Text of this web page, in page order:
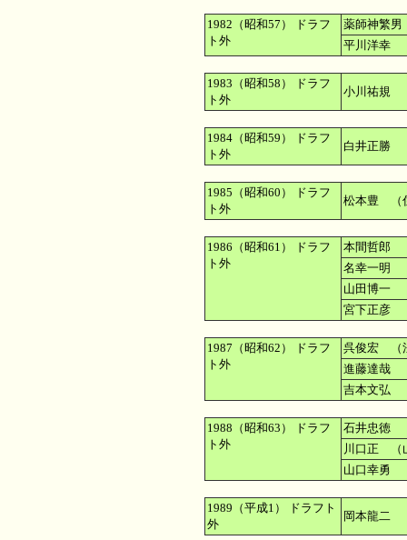
1982（昭和57） ドラフ
ト外
薬師神繁
平川洋幸
1983（昭和58） ドラフ
ト外
小川祐規
1984（昭和59） ドラフ
ト外
白井正勝
1985（昭和60） ドラフ
ト外
松本豊 （
1986（昭和61） ドラフ
ト外
本間哲郎
名幸一明
山田博一
宮下正彦
1987（昭和62） ドラフ
ト外
呉俊宏 （
進藤達哉
吉本文弘
1988（昭和63） ドラフ
ト外
石井忠徳
川口正 （
山口幸勇
1989（平成1） ドラフト
外
岡本龍二